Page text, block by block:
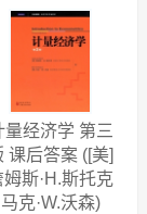
量经济学 第三
课后答案 ([美]
姆斯·H.斯托克
马克·W.沃森)